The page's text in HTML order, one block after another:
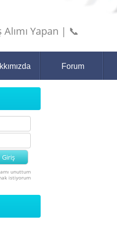
Yapan | 📞
Forum
unuttum
istiyorum